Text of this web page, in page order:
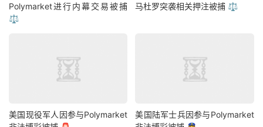
Polymarket进行内幕交易被捕
⚖️
马杜罗突袭相关押注被捕 ⚖️
美国现役军人因参与Polymarket
美国陆军士兵因参与Polymarket